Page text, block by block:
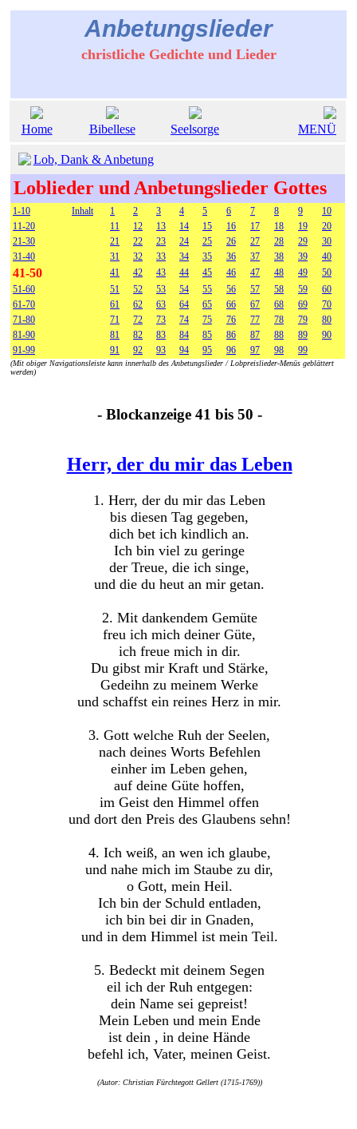
Anbetungslieder
christliche Gedichte und Lieder
Home Bibellese Seelsorge MENÜ
Lob, Dank & Anbetung
Loblieder und Anbetungslieder Gottes
1-10 Inhalt 1 2 3 4 5 6 7 8 9
10
11-20
11 12 13 14 15 16 17 18 19
20
21-30
21 22 23 24 25 26 27 28 29
30
31-40
31 32 33 34 35 36 37 38 39 40
41-50 41 42 43 44 45 46 47 48 49
50
51-60
51 52 53 54 55 56 57 58 59
60
61-70
61 62 63 64 65 66 67 68 69
70
71-80
71 72 73 74 75 76 77 78 79
80
81-90
81 82 83 84 85 86 87 88 89
90
91-99
91 92 93 94 95 96 97 98 99
(Mit obiger Navigationsleiste kann innerhalb des Anbetungslieder / Lobpreislieder-Menüs geblättert
werden)
- Blockanzeige 41 bis 50 -
Herr, der du mir das Leben
1. Herr, der du mir das Leben
bis diesen Tag gegeben,
dich bet ich kindlich an.
Ich bin viel zu geringe
der Treue, die ich singe,
und die du heut an mir getan.
2. Mit dankendem Gemüte
freu ich mich deiner Güte,
ich freue mich in dir.
Du gibst mir Kraft und Stärke,
Gedeihn zu meinem Werke
und schaffst ein reines Herz in mir.
3. Gott welche Ruh der Seelen,
nach deines Worts Befehlen
einher im Leben gehen,
auf deine Güte hoffen,
im Geist den Himmel offen
und dort den Preis des Glaubens sehn!
4. Ich weiß, an wen ich glaube,
und nahe mich im Staube zu dir,
o Gott, mein Heil.
Ich bin der Schuld entladen,
ich bin bei dir in Gnaden,
und in dem Himmel ist mein Teil.
5. Bedeckt mit deinem Segen
eil ich der Ruh entgegen:
dein Name sei gepreist!
Mein Leben und mein Ende
ist dein , in deine Hände
befehl ich, Vater, meinen Geist.
(Autor: Christian Fürchtegott Gellert (1715-1769))